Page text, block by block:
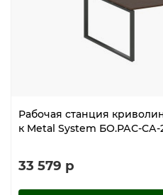
Рабочая станция
к Metal System БО.РАС-СА-
33 579 р